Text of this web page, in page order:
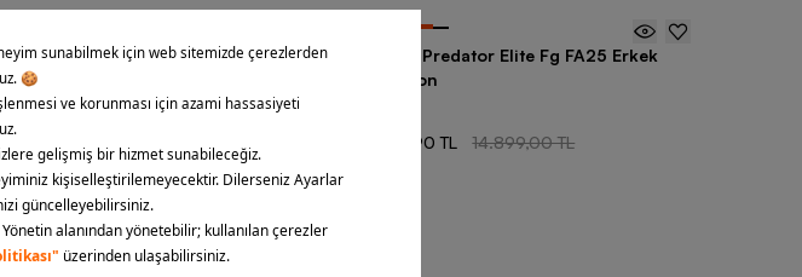
Puma Future 8 Play FG/AG Erkek
Krampon
1 Renk
adidas Predator Elite Fg FA25 Erkek
Krampon
9.679,90 TL 14.899,00 TL